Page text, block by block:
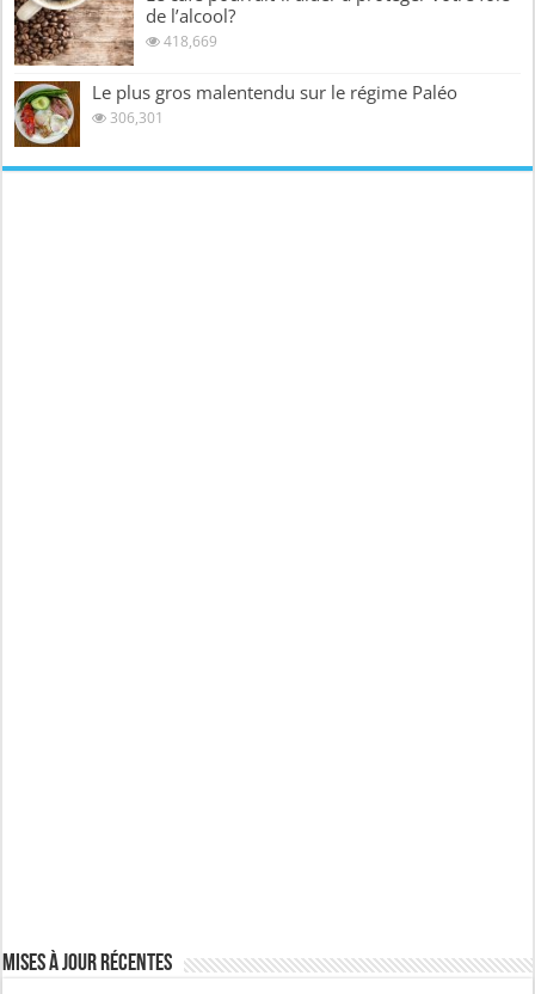
de l’alcool?
418,669
Le plus gros malentendu sur le régime Paléo
306,301
Mises à jour récentes